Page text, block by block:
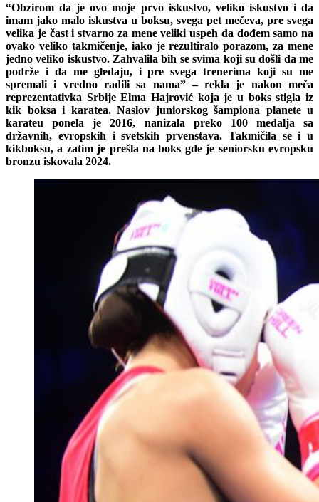
“Obzirom da je ovo moje prvo iskustvo, veliko iskustvo i da
imam jako malo iskustva u boksu, svega pet mečeva, pre svega
velika je čast i stvarno za mene veliki uspeh da dođem samo na
ovako veliko takmičenje, iako je rezultiralo porazom, za mene
jedno veliko iskustvo. Zahvalila bih se svima koji su došli da me
podrže i da me gledaju, i pre svega trenerima koji su me
spremali i vredno radili sa nama” – rekla je nakon meča
reprezentativka Srbije Elma Hajrović koja je u boks stigla iz
kik boksa i karatea. Naslov juniorskog šampiona planete u
karateu ponela je 2016, nanizala preko 100 medalja sa
državnih, evropskih i svetskih prvenstava. Takmičila se i u
kikboksu, a zatim je prešla na boks gde je seniorsku evropsku
bronzu iskovala 2024.